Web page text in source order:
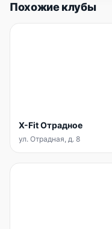
Похожие клубы
X-Fit Отрадное
ул. Отрадная, д. 8